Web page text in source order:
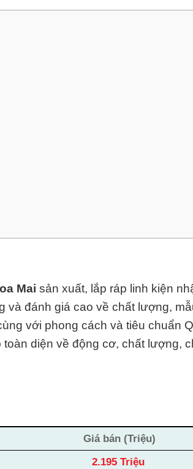
Mai sản xuất, lắp ráp linh kiện
và đánh giá cao về chất lượng,
với phong cách và tiêu chuẩn
diện về động cơ, chất lượng,
Giá bán (Triệu)
2.195 Triệu